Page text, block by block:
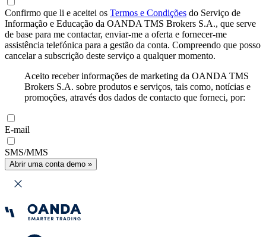
Confirmo que li e aceitei os Termos e Condições do Serviço de
Informação e Educação da OANDA TMS Brokers S.A., que serve
de base para me contactar, enviar-me a oferta e fornecer-me
assistência telefónica para a gestão da conta. Compreendo que posso
cancelar a subscrição deste serviço a qualquer momento.
Aceito receber informações de marketing da OANDA TMS
Brokers S.A. sobre produtos e serviços, tais como, notícias e
promoções, através dos dados de contacto que forneci, por:
E-mail
SMS/MMS
Abrir uma conta demo »